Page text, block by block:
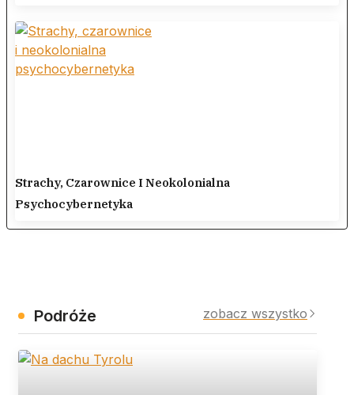
Strachy, Czarownice I Neokolonialna
Psychocybernetyka
Podróże zobacz wszystko